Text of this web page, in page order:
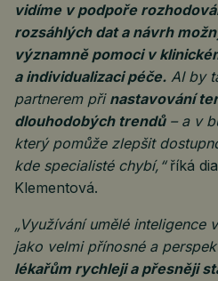
vidíme v podpoře
rozsáhlých dat a návrh
významně pomoci v
a individualizaci péče. AI by
partnerem při nastavování
dlouhodobých trendů– a v
který pomůže zlepšit
kde specialisté chybí,“ říká
Klementová.
„Využívání umělé inteligence
jako velmi přínosné a
lékařům rychleji a přesněji